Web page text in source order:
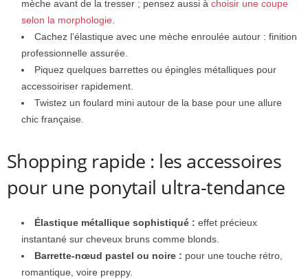
mèche avant de la tresser ; pensez aussi à choisir une coupe
selon la morphologie
Cachez l’élastique avec une mèche enroulée autour : finition
professionnelle assurée.
Piquez quelques barrettes ou épingles métalliques pour
accessoiriser rapidement.
Twistez un foulard mini autour de la base pour une allure
chic française.
Shopping rapide : les accessoires
pour une ponytail ultra-tendance
Élastique métallique sophistiqué : effet précieux
instantané sur cheveux bruns comme blonds.
Barrette-nœud pastel ou noire : pour une touche rétro,
romantique, voire preppy.